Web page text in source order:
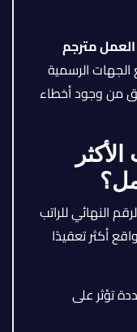
مترجم
الرسمية
من وجود أخطاء
النهائي للراتب
أكثر تعقيدًا
تؤثر على